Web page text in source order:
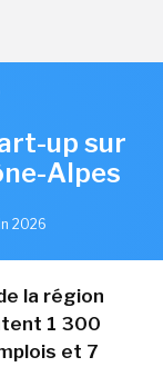
up sur
Alpes
2026
la région
1 300
et 7